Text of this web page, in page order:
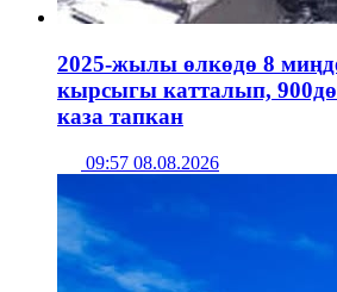
2025-жылы өлкөдө 8
кырсыгы катталып,
каза тапкан
09:57 08.08.2026